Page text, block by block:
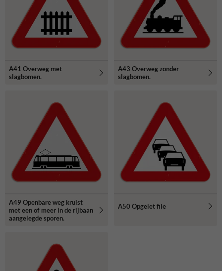
A41 Overweg met
slagbomen.
A43 Overweg zonder
slagbomen.
A49 Openbare weg kruist
met een of meer in de rijbaan
aangelegde sporen.
A50 Opgelet file